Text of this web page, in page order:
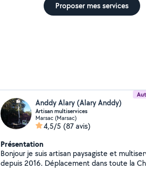
Proposer mes services
Anddy Alary (Alary Anddy)
Artisan multiservices
Marsac (Marsac)
4,5/5 (87 avis)
Présentation
Bonjour je suis artisan paysagiste et
depuis 2016. Déplacement dans toute la